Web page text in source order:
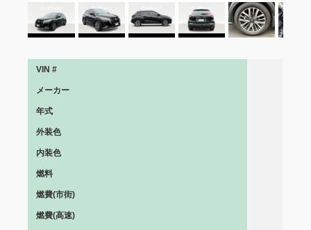
VIN #
メーカー
年式
外装色
内装色
燃料
燃費(市街)
燃費(高速)